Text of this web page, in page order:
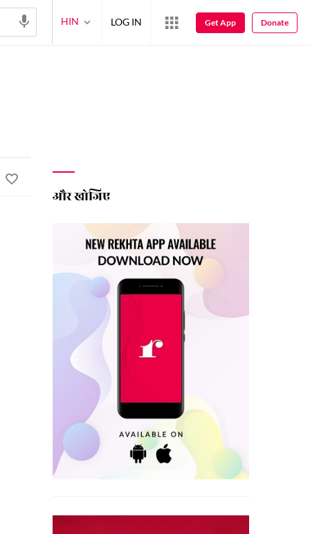
और खोजिए
HIN LOG IN Get App Donate